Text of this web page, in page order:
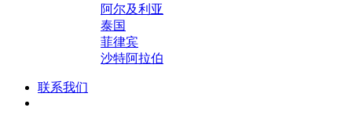
阿尔及利亚
泰国
菲律宾
沙特阿拉伯
联系我们